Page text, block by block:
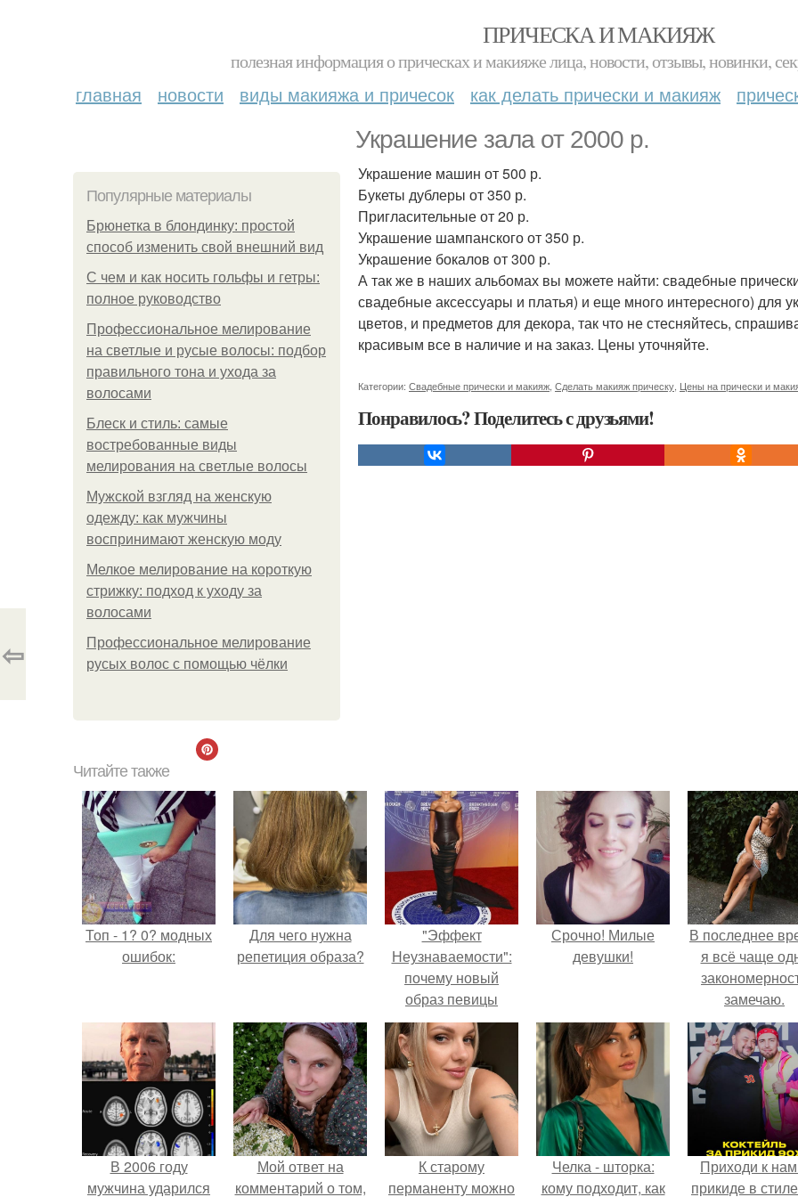
ПРИЧЕСКА И МАКИЯЖ
полезная информация о прическах и макияже лица, новости, отзывы, новинки,
главная новости виды макияжа и причесок как делать прически и макияж
Украшение зала от 2000 р.
Популярные материалы
Брюнетка в блондинку: простой
способ изменить свой внешний вид
С чем и как носить гольфы и гетры:
полное руководство
Профессиональное мелирование
на светлые и русые волосы: подбор
правильного тона и ухода за
волосами
Блеск и стиль: самые
востребованные виды
мелирования на светлые волосы
Мужской взгляд на женскую
одежду: как мужчины
воспринимают женскую моду
Мелкое мелирование на короткую
стрижку: подход к уходу за
волосами
Профессиональное мелирование
русых волос с помощью чёлки
Украшение машин от 500 р.
Букеты дублеры от 350 р.
Пригласительные от 20 р.
Украшение шампанского от 350 р.
Украшение бокалов от 300 р.
А так же в наших альбомах вы можете найти: свадебные
свадебные аксессуары и платья) и еще много интересного) для
цветов, и предметов для декора, так что не стесняйтесь,
красивым все в наличие и на заказ. Цены уточняйте.
Категории: Свадебные прически и макияж Сделать макияж прическу Цены на прически и
Понравилось? Поделитесь с друзьями!
⇦
Читайте также
Топ - 1? 0? модных
ошибок:
Для чего нужна
репетиция образа?
"Эффект
Неузнаваемости":
почему новый
образ певицы
вызвал споры о
гранях
возможного?
Срочно! Милые
девушки!
В последнее
я всё чаще
замечаю.
В 2006 году
мужчина ударился
Мой ответ на
комментарий о том,
К старому
перманенту можно
Челка - шторка:
кому подходит, как
Приходи к
прикиде в